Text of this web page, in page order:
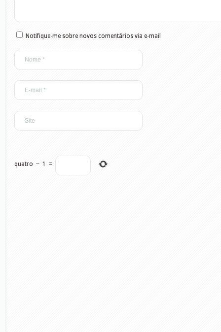
Notifique-me sobre novos comentários via e-mail
quatro − 1 =